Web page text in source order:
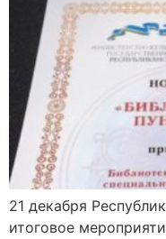
21 декабря
итоговое